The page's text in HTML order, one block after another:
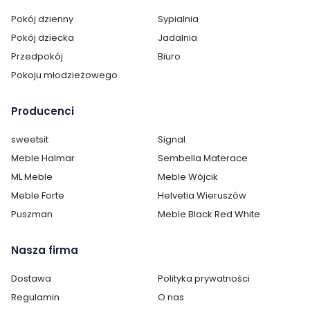
Cechy charakterystyczne
Szerokość:
Wysokość:
Głębokość: 42 cm
Ilość szuflad:
Pokój dzienny
Sypialnia
Pokój dziecka
Jadalnia
Przedpokój
Biuro
Pokoju młodzieżowego
Producenci
sweetsit
Signal
Meble Halmar
Sembella Materace
ML Meble
Meble Wójcik
Meble Forte
Helvetia Wieruszów
Puszman
Meble Black Red White
Nasza firma
Dostawa
Polityka prywatności
Regulamin
O nas